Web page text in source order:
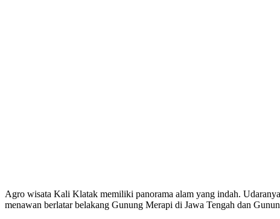
Agro wisata Kali Klatak memiliki panorama alam yang indah.
menawan berlatar belakang Gunung Merapi di Jawa Tengah dan